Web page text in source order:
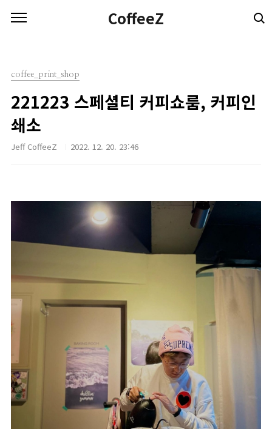
CoffeeZ
coffee_print_shop
221223 스페셜티 커피쇼룸, 커피인
쇄소
Jeff CoffeeZ 2022. 12. 20. 23:46